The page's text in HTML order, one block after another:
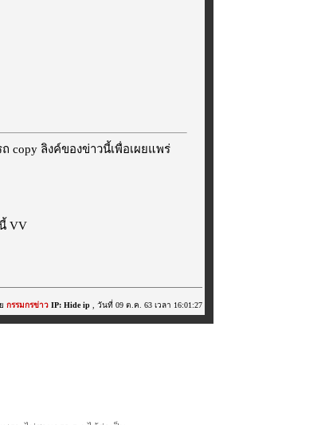
copy ลิงค์ของข่าวนี้เพื่อเผยแพร่
VV
กรรมกรข่าว IP: Hide ip , วันที่ 09 ต.ค. 63 เวลา 16:01:27